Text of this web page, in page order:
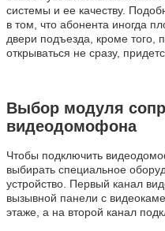
системы и ее качеству.
в том, что абонента иногда
двери подъезда, кроме того,
открываться не сразу,
Выбор модуля
видеодомофона
Чтобы подключить
выбирать специальное
устройство. Первый канал
вызывной панели с
этаже, а на второй канал